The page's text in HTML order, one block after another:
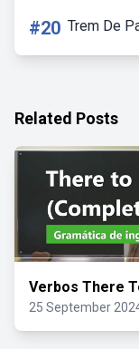
#20 Trem De
Related Posts
Verbos There
25 September